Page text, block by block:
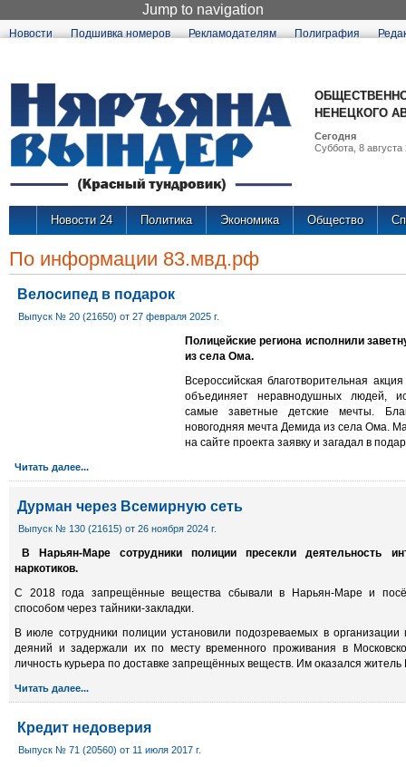
Jump to navigation
Новости Подшивка номеров Рекламодателям Полиграфия
НЕНЕЦКОГО
Сегодня
Суббота, 8 августа
Новости 24 Политика Экономика Общество
По информации 83.мвд.рф
Велосипед в подарок
Выпуск № 20 (21650) от 27 февраля 2025 г.
Полицейские региона исполнили
из села Ома.
Всероссийская благотворительная
объединяет неравнодушных людей,
самые заветные детские мечты.
новогодняя мечта Демида из села Ома.
на сайте проекта заявку и загадал в
Читать далее...
Дурман через Всемирную сеть
Выпуск № 130 (21615) от 26 ноября 2024 г.
В Нарьян-Маре сотрудники полиции пресекли деятельность
наркотиков.
С 2018 года запрещённые вещества сбывали в Нарьян-Маре и
способом через тайники-закладки.
В июле сотрудники полиции установили подозреваемых в
деяний и задержали их по месту временного проживания в
личность курь­ера по доставке запрещённых веществ. Им оказался
Читать далее...
Кредит недоверия
Выпуск № 71 (20560) от 11 июля 2017 г.